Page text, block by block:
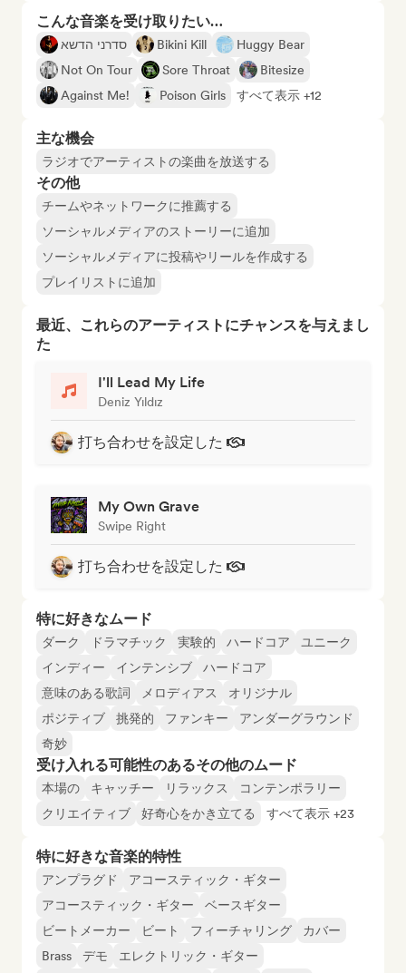
こんな音楽を受け取りたい…
סדרני הדשא Bikini Kill
Huggy Bear
Not On Tour
Sore Throat
Bitesize
Against Me!
Poison Girls すべて表示 +12
主な機会
ラジオでアーティストの楽曲を放送する
その他
チームやネットワークに推薦する
ソーシャルメディアのストーリーに追加
ソーシャルメディアに投稿やリールを作成する
プレイリストに追加
最近、これらのアーティストにチャンスを与えまし
た
I'll Lead My Life
Deniz Yıldız
打ち合わせを設定した
My Own Grave
Swipe Right
打ち合わせを設定した
特に好きなムード
ダーク ドラマチック 実験的 ハードコア
ユニーク
インディー
インテンシブ
ハードコア
意味のある歌詞
メロディアス
オリジナル
ポジティブ
挑発的 ファンキー
アンダーグラウンド
奇妙
受け入れる可能性のあるその他のムード
本場の キャッチー リラックス
コンテンポラリー
クリエイティブ
好奇心をかき立てる すべて表示 +23
特に好きな音楽的特性
アンプラグド
アコースティック・ギター
アコースティック・ギター
ベースギター
ビートメーカー
ビート フィーチャリング
カバー
Brass
デモ
エレクトリック・ギター